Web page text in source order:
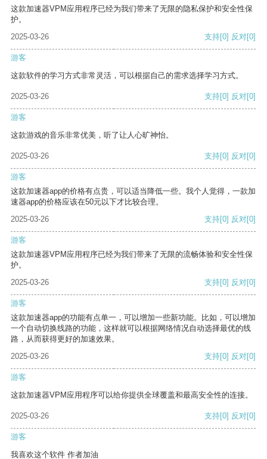
这款加速器VPM应用程序已经为我们带来了无限的隐私保护和安全性保
护。
2025-03-26
支持[0] 反对[0]
游客
这款软件的学习方式非常灵活，可以根据自己的需求选择学习方式。
2025-03-26 支持[0] 反对[0]
游客
这款游戏的音乐非常优美，听了让人心旷神怡。
2025-03-26 支持[0] 反对[0]
游客
这款加速器app的价格有点贵，可以适当降低一些。我个人觉得，一款加
速器app的价格应该在50元以下才比较合理。
2025-03-26
支持[0] 反对[0]
游客
这款加速器VPM应用程序已经为我们带来了无限的流畅体验和安全性保
护。
2025-03-26
支持[0] 反对[0]
游客
这款加速器app的功能有点单一，可以增加一些新功能。比如，可以增加
一个自动切换线路的功能，这样就可以根据网络情况自动选择最优的线
路，从而获得更好的加速效果。
2025-03-26
支持[0] 反对[0]
游客
这款加速器VPM应用程序可以给你提供全球覆盖和最高安全性的连接。
2025-03-26 支持[0] 反对[0]
游客
我喜欢这个软件 作者加油